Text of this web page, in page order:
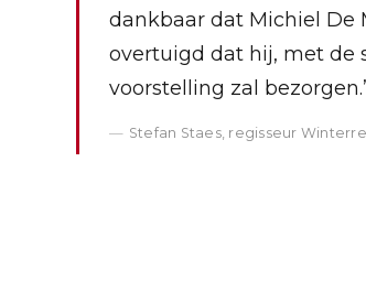
dankbaar dat Michiel De
overtuigd dat hij, met de
voorstelling zal bezorgen.’
Stefan Staes, regisseur